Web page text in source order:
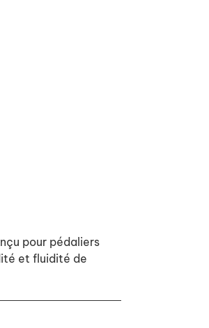
pour pédaliers
et fluidité de